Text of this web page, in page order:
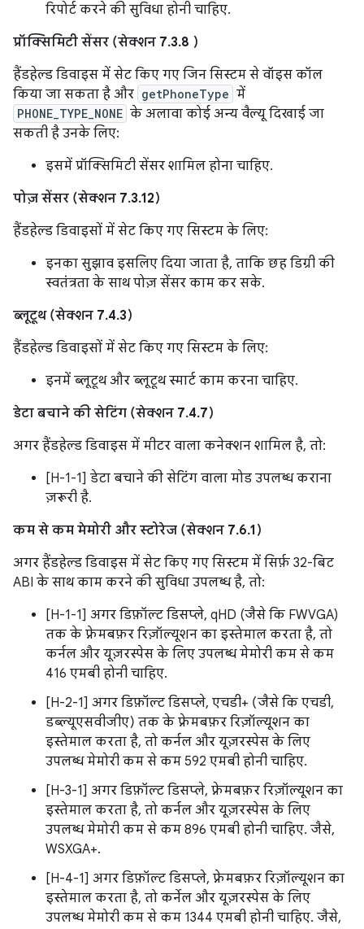
रिपोर्ट करने की सुविधा होनी चाहिए.
प्रॉक्सिमिटी सेंसर (सेक्शन 7.3.8 )
हैंडहेल्ड डिवाइस में सेट किए गए जिन सिस्टम से वॉइस कॉल
किया जा सकता है और getPhoneType में
PHONE_TYPE_NONE के अलावा कोई अन्य वैल्यू दिखाई जा
सकती है उनके लिए:
इसमें प्रॉक्सिमिटी सेंसर शामिल होना चाहिए.
पोज़ सेंसर (सेक्शन 7.3.12)
हैंडहेल्ड डिवाइसों में सेट किए गए सिस्टम के लिए:
इनका सुझाव इसलिए दिया जाता है, ताकि छह डिग्री की
स्वतंत्रता के साथ पोज़ सेंसर काम कर सके.
ब्लूटूथ (सेक्शन 7.4.3)
हैंडहेल्ड डिवाइसों में सेट किए गए सिस्टम के लिए:
इनमें ब्लूटूथ और ब्लूटूथ स्मार्ट काम करना चाहिए.
डेटा बचाने की सेटिंग (सेक्शन 7.4.7)
अगर हैंडहेल्ड डिवाइस में मीटर वाला कनेक्शन शामिल है, तो:
[H-1-1] डेटा बचाने की सेटिंग वाला मोड उपलब्ध कराना
ज़रूरी है.
कम से कम मेमोरी और स्टोरेज (सेक्शन 7.6.1)
अगर हैंडहेल्ड डिवाइस में सेट किए गए सिस्टम में सिर्फ़ 32-बिट
ABI के साथ काम करने की सुविधा उपलब्ध है, तो:
[H-1-1] अगर डिफ़ॉल्ट डिसप्ले, qHD (जैसे कि FWVGA)
तक के फ़्रेमबफ़र रिज़ॉल्यूशन का इस्तेमाल करता है, तो
कर्नल और यूज़रस्पेस के लिए उपलब्ध मेमोरी कम से कम
416 एमबी होनी चाहिए.
[H-2-1] अगर डिफ़ॉल्ट डिसप्ले, एचडी+ (जैसे कि एचडी,
डब्ल्यूएसवीजीए) तक के फ़्रेमबफ़र रिज़ॉल्यूशन का
इस्तेमाल करता है, तो कर्नल और यूज़रस्पेस के लिए
उपलब्ध मेमोरी कम से कम 592 एमबी होनी चाहिए.
[H-3-1] अगर डिफ़ॉल्ट डिसप्ले, फ़्रेमबफ़र रिज़ॉल्यूशन का
इस्तेमाल करता है, तो कर्नल और यूज़रस्पेस के लिए
उपलब्ध मेमोरी कम से कम 896 एमबी होनी चाहिए. जैसे,
WSXGA+.
[H-4-1] अगर डिफ़ॉल्ट डिसप्ले, फ़्रेमबफ़र रिज़ॉल्यूशन का
इस्तेमाल करता है, तो कर्नेल और यूज़रस्पेस के लिए
उपलब्ध मेमोरी कम से कम 1344 एमबी होनी चाहिए. जैसे,